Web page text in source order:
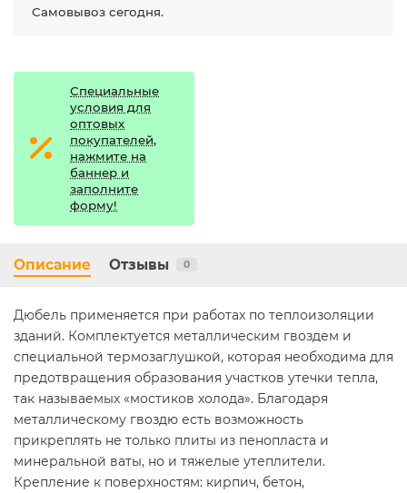
Самовывоз сегодня.
Специальные
условия для
оптовых
покупателей,
нажмите на
баннер и
заполните
форму!
Описание Отзывы 0
Дюбель применяется при работах по теплоизоляции
зданий. Комплектуется металлическим гвоздем и
специальной термозаглушкой, которая необходима для
предотвращения образования участков утечки тепла,
так называемых «мостиков холода». Благодаря
металлическому гвоздю есть возможность
прикреплять не только плиты из пенопласта и
минеральной ваты, но и тяжелые утеплители.
Крепление к поверхностям: кирпич, бетон,